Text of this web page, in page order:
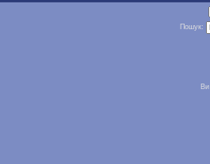
Пошук:
Ви